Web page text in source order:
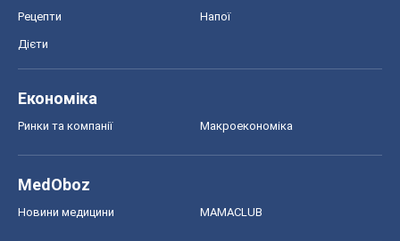
Рецепти Напої
Дієти
Економіка
Ринки та компанії Макроекономіка
MedOboz
Новини медицини MAMACLUB